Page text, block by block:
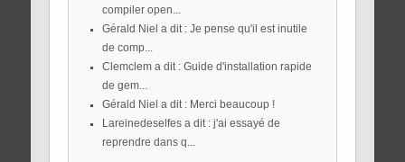
compiler open...
Gérald Niel a dit : Je pense qu'il est inutile
de comp...
Clemclem a dit : Guide d'installation rapide
de gem...
Gérald Niel a dit : Merci beaucoup !
reprendre dans q...